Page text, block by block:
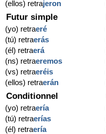
(ellos) retrajeron
Futur simple
(yo) retraeré
(tú) retraerás
(él) retraerá
(ns) retraeremos
(vs) retraeréis
(ellos) retraerán
Conditionnel
(yo) retraería
(tú) retraerías
(él) retraería